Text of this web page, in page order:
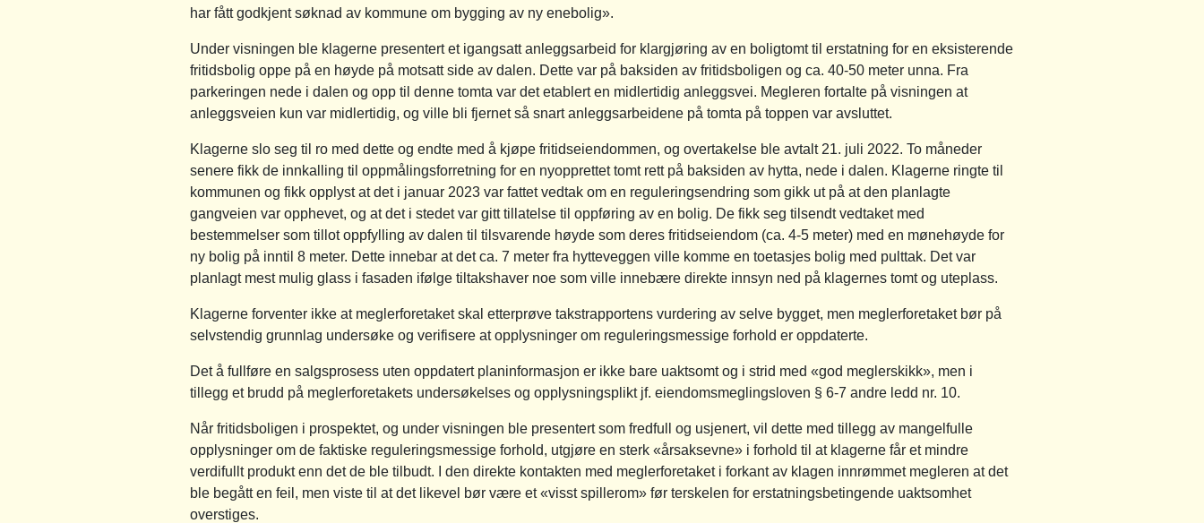
har fått godkjent søknad av kommune om bygging av ny enebolig».
Under visningen ble klagerne presentert et igangsatt anleggsarbeid for klargjøring av en boligtomt til erstatning for en eksisterende
fritidsbolig oppe på en høyde på motsatt side av dalen. Dette var på baksiden av fritidsboligen og ca. 40-50 meter unna. Fra
parkeringen nede i dalen og opp til denne tomta var det etablert en midlertidig anleggsvei. Megleren fortalte på visningen at
anleggsveien kun var midlertidig, og ville bli fjernet så snart anleggsarbeidene på tomta på toppen var avsluttet.
Klagerne slo seg til ro med dette og endte med å kjøpe fritidseiendommen, og overtakelse ble avtalt 21. juli 2022. To måneder
senere fikk de innkalling til oppmålingsforretning for en nyopprettet tomt rett på baksiden av hytta, nede i dalen. Klagerne ringte til
kommunen og fikk opplyst at det i januar 2023 var fattet vedtak om en reguleringsendring som gikk ut på at den planlagte
gangveien var opphevet, og at det i stedet var gitt tillatelse til oppføring av en bolig. De fikk seg tilsendt vedtaket med
bestemmelser som tillot oppfylling av dalen til tilsvarende høyde som deres fritidseiendom (ca. 4-5 meter) med en mønehøyde for
ny bolig på inntil 8 meter. Dette innebar at det ca. 7 meter fra hytteveggen ville komme en toetasjes bolig med pulttak. Det var
planlagt mest mulig glass i fasaden ifølge tiltakshaver noe som ville innebære direkte innsyn ned på klagernes tomt og uteplass.
Klagerne forventer ikke at meglerforetaket skal etterprøve takstrapportens vurdering av selve bygget, men meglerforetaket bør på
selvstendig grunnlag undersøke og verifisere at opplysninger om reguleringsmessige forhold er oppdaterte.
Det å fullføre en salgsprosess uten oppdatert planinformasjon er ikke bare uaktsomt og i strid med «god meglerskikk», men i
tillegg et brudd på meglerforetakets undersøkelses og opplysningsplikt jf. eiendomsmeglingsloven § 6-7 andre ledd nr. 10.
Når fritidsboligen i prospektet, og under visningen ble presentert som fredfull og usjenert, vil dette med tillegg av mangelfulle
opplysninger om de faktiske reguleringsmessige forhold, utgjøre en sterk «årsaksevne» i forhold til at klagerne får et mindre
verdifullt produkt enn det de ble tilbudt. I den direkte kontakten med meglerforetaket i forkant av klagen innrømmet megleren at det
ble begått en feil, men viste til at det likevel bør være et «visst spillerom» før terskelen for erstatningsbetingende uaktsomhet
overstiges.